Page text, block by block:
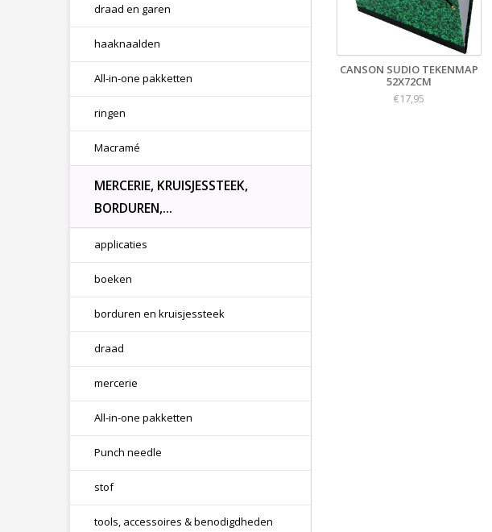
draad en garen
haaknaalden
All-in-one pakketten
ringen
Macramé
MERCERIE, KRUISJESSTEEK,
BORDUREN,...
applicaties
boeken
borduren en kruisjessteek
draad
mercerie
All-in-one pakketten
Punch needle
stof
tools, accessoires & benodigdheden
CANSON SUDIO TEKENMAP
52X72CM
€17,95